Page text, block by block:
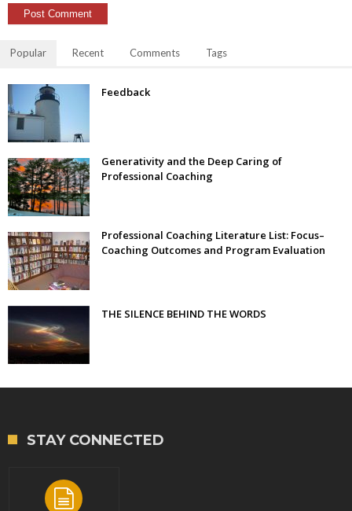
Popular Recent Comments Tags
Feedback
Generativity and the Deep Caring of
Professional Coaching
Professional Coaching Literature List: Focus–
Coaching Outcomes and Program Evaluation
THE SILENCE BEHIND THE WORDS
STAY CONNECTED